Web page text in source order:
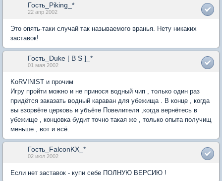
Гость_Piking_*
22 апр 2002
Это опять-таки случай так называемого вранья. Нету никаких
заставок!
Гость_Duke [ B S ]_*
01 мая 2002
KoRVINIST и прочим
Игру пройти можно и не принося водный чип , только один раз
придётся заказать водный караван для убежища . В конце , когда
вы взорвёте церковь и убъёте Повелителя ,когда вернётесь в
убежище , концовка будит точно такая же , только опыта получищ
меньше , вот и всё.
Гость_FalconKX_*
02 июл 2002
Если нет заставок - купи себе ПОЛНУЮ ВЕРСИЮ !